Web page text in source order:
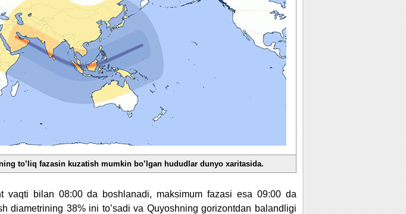
to’liq fazasin kuzatish mumkin bo’lgan hududlar dunyo xaritasida.
vaqti bilan 08:00 da boshlanadi, maksimum fazasi esa 09:00 da
diametrining 38% ini to’sadi va Quyoshning gorizontdan balandligi